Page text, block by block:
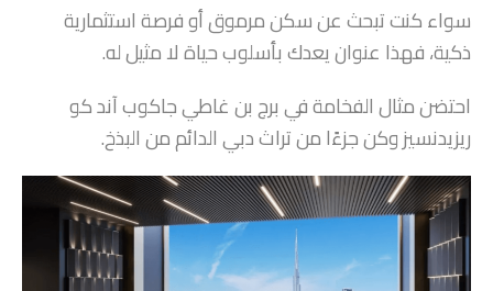
سواء كنت تبحث عن سكن مرموق أو فرصة استثمارية
ذكية، فهذا عنوان يعدك بأسلوب حياة لا مثيل له.
احتضن مثال الفخامة في برج بن غاطي جاكوب آند كو
ريزيدنسيز وكن جزءًا من تراث دبي الدائم من البذخ.